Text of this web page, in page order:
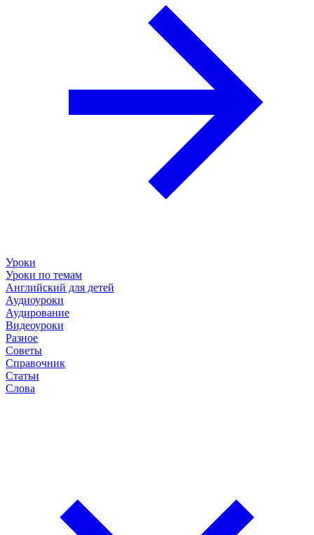
Уроки
Уроки по темам
Английский для детей
Аудиоуроки
Аудирование
Видеоуроки
Разное
Советы
Справочник
Статьи
Слова